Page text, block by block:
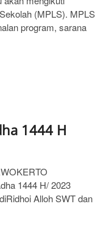
(MPLS). MPLS
program, sarana
1444 H
1444 H/ 2023
Alloh SWT dan